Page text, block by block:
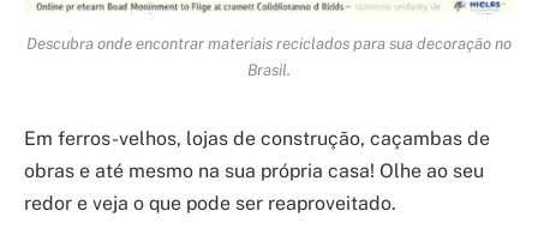
Descubra onde encontrar materiais reciclados para sua decoração no
Brasil.
Em ferros-velhos, lojas de construção, caçambas de
obras e até mesmo na sua própria casa! Olhe ao seu
redor e veja o que pode ser reaproveitado.